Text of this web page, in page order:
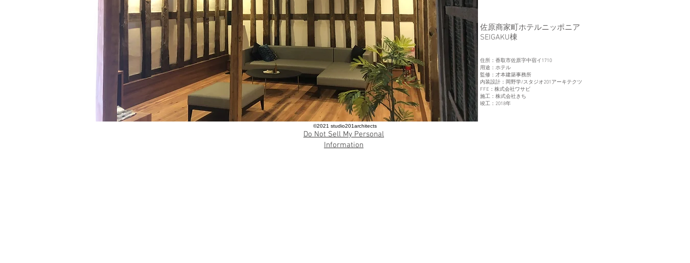
​佐原商家町ホテルニッポニア
​SEIGAKU棟
住所：香取市佐原字中宿イ1710
用途：ホテル
監修：才本建築事務所
内装設計：岡野学/スタジオ201アーキテクツ
FFE：株式会社ワサビ
施工：株式会社きち
竣工：2018年
​©︎2021 studio201architects
Do Not Sell My Personal
Information